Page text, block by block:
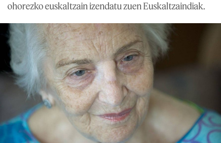
ohorezko euskaltzain izendatu zuen Euskaltzaindiak.